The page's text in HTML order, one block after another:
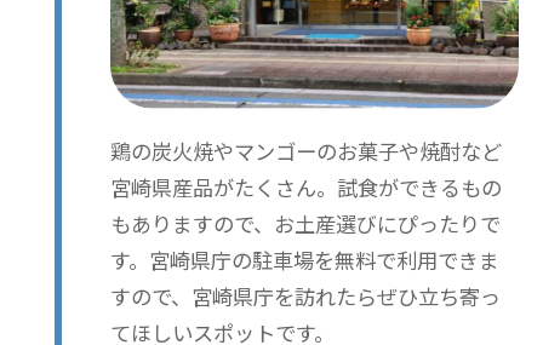
鶏の炭火焼やマンゴーのお菓子や焼酎など
宮崎県産品がたくさん。試食ができるもの
もありますので、お土産選びにぴったりで
す。宮崎県庁の駐車場を無料で利用できま
すので、宮崎県庁を訪れたらぜひ立ち寄っ
てほしいスポットです。